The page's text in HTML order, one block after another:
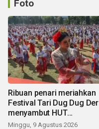
Foto
Ribuan penari meriahkan
Festival Tari Dug Dug Der
menyambut HUT
Kemerdekaan
Minggu, 9 Agustus 2026